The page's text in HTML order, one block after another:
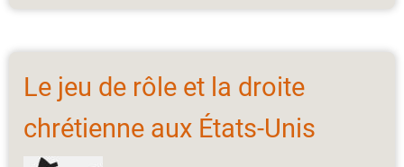
Le jeu de rôle et la droite
chrétienne aux États-Unis